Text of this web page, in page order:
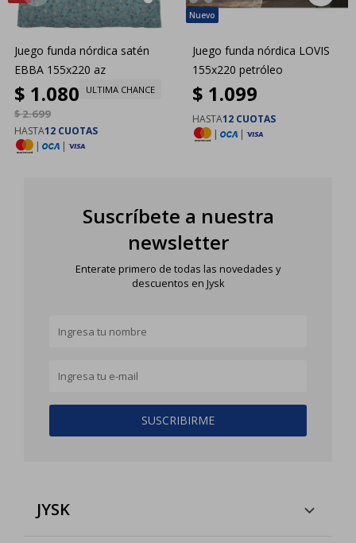
Juego funda nórdica satén
EBBA 155x220 az
$ 1.080
$2.699
ULTIMA CHANCE
HASTA12 CUOTAS
|
|
Juego funda nórdica LOVIS
155x220 petróleo
$ 1.099
HASTA12 CUOTAS
|
|
Suscríbete a nuestra
newsletter
Enterate primero de todas las novedades y
descuentos en Jysk
SUSCRIBIRME
JYSK